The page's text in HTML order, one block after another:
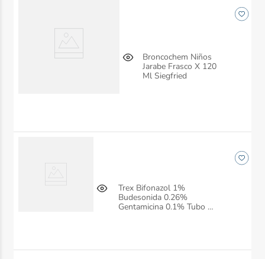
Broncochem Niños
Jarabe Frasco X 120
Ml Siegfried
Trex Bifonazol 1%
Budesonida 0.26%
Gentamicina 0.1% Tubo X